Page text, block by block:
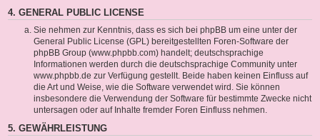
4. GENERAL PUBLIC LICENSE
Sie nehmen zur Kenntnis, dass es sich bei phpBB um eine unter der
General Public License (GPL) bereitgestellten Foren-Software der
phpBB Group (www.phpbb.com) handelt; deutschsprachige
Informationen werden durch die deutschsprachige Community unter
www.phpbb.de zur Verfügung gestellt. Beide haben keinen Einfluss auf
die Art und Weise, wie die Software verwendet wird. Sie können
insbesondere die Verwendung der Software für bestimmte Zwecke nicht
untersagen oder auf Inhalte fremder Foren Einfluss nehmen.
5. GEWÄHRLEISTUNG